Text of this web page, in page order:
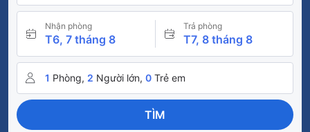
Nhận phòng
T6, 7 tháng 8
Trả phòng
T7, 8 tháng 8
1 Phòng, 2 Người lớn, 0 Trẻ em
TÌM